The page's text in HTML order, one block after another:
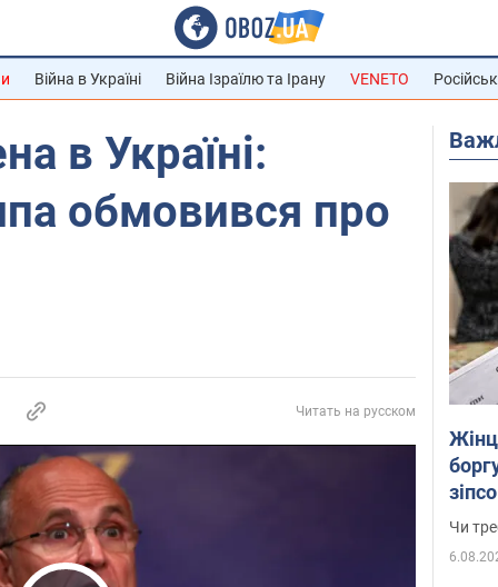
Війна в Україні Війна Ізраїлю та Ірану VENETO
в Україні:
обмовився про
Читать на русском
Чи